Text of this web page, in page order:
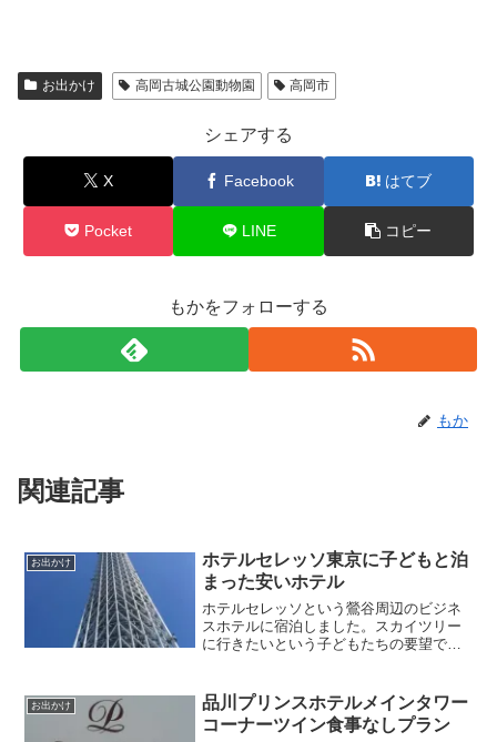
お出かけ 高岡古城公園動物園 高岡市
シェアする
X Facebook はてブ
Pocket LINE コピー
もかをフォローする
もか
関連記事
お出かけ
ホテルセレッソ東京に子どもと泊
まった安いホテル
ホテルセレッソという鶯谷周辺のビジネ
スホテルに宿泊しました。スカイツリー
に行きたいという子どもたちの要望で上
予約して宿泊しました。ホテルセレッソ
周辺の環境に驚きましたが...
お出かけ
品川プリンスホテルメインタワー
コーナーツイン食事なしプラン